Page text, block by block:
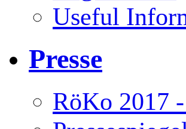
Useful
Presse
RöKo 2017